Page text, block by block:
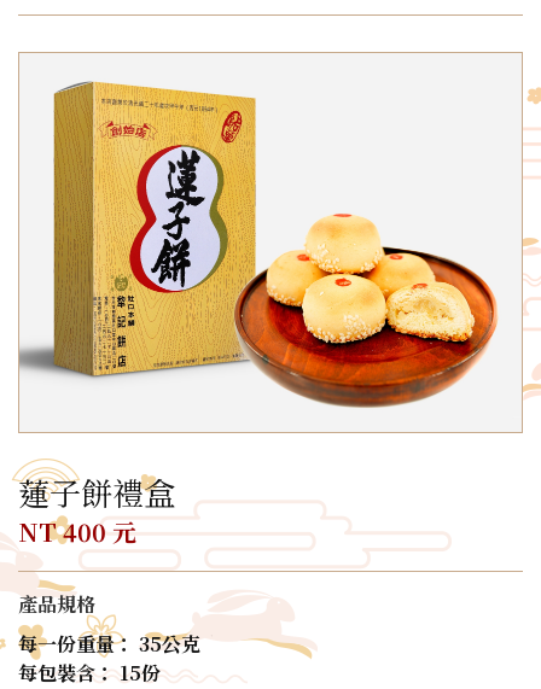
蓮子餅禮盒
NT 400 元
產品規格
每一份重量： 35公克
每包裝含： 15份